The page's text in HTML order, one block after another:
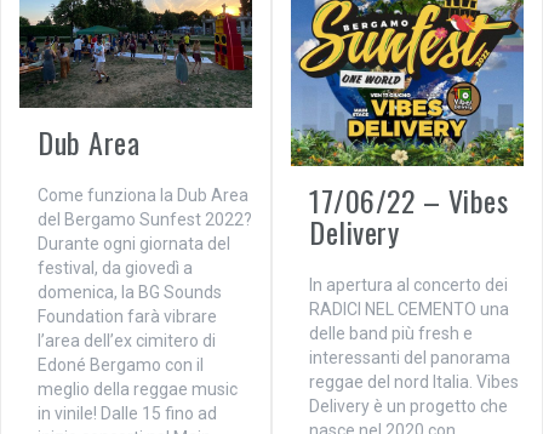
Dub Area
Come funziona la Dub Area
del Bergamo Sunfest 2022?
Durante ogni giornata del
festival, da giovedì a
domenica, la BG Sounds
Foundation farà vibrare
l’area dell’ex cimitero di
Edoné Bergamo con il
meglio della reggae music
in vinile! Dalle 15 fino ad
17/06/22 – Vibes
Delivery
In apertura al concerto dei
RADICI NEL CEMENTO una
delle band più fresh e
interessanti del panorama
reggae del nord Italia. Vibes
Delivery è un progetto che